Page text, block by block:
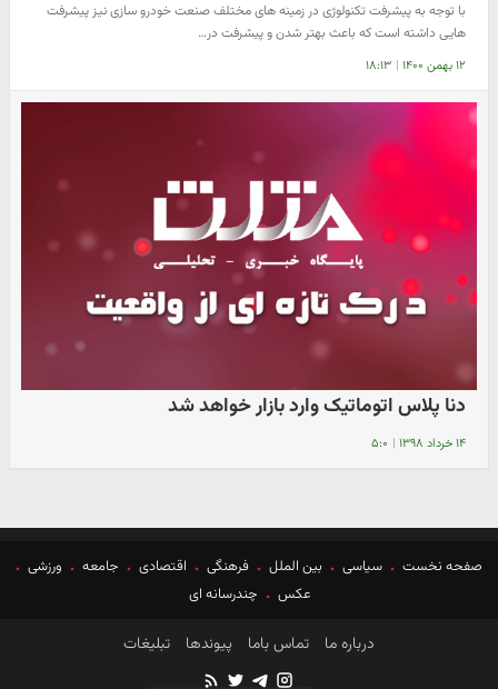
با توجه به پیشرفت تکنولوژی در زمینه های مختلف صنعت خودرو سازی نیز پیشرفت
هایی داشته است که باعث بهتر شدن و پیشرفت در…
۱۲ بهمن ۱۴۰۰ | ۱۸:۱۳
دنا پلاس اتوماتیک وارد بازار خواهد شد
۱۴ خرداد ۱۳۹۸ | ۵:۰
صفحه نخست سیاسی بین الملل فرهنگی اقتصادی جامعه
ورزشی
عکس
چندرسانه ای
درباره ما تماس باما پیوندها تبلیغات